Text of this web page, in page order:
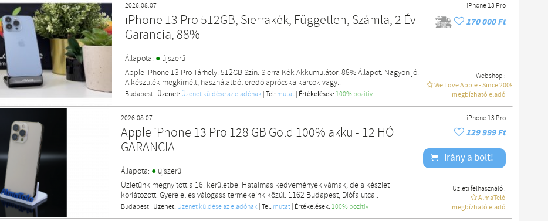
2026.08.07
iPhone 13 Pro 512GB, Sierrakék, Független, Számla, 2 Év
Garancia, 88%
Állapota: ● újszerű
Apple iPhone 13 Pro Tárhely: 512GB Szín: Sierra Kék Akkumulátor: 88% Állapot: Nagyon jó.
A készülék megkímélt, használatból eredő aprócska karcok vagy..
Budapest | Üzenet: Üzenet küldése az eladónak |Tel: mutat | Értékelések: 100% pozítiv
iPhone 13 Pro
170 000 Ft
Webshop :
We Love Apple - Since 2009
megbízható eladó
2026.08.07
Apple iPhone 13 Pro 128 GB Gold 100% akku - 12 HÓ
GARANCIA
Állapota: ● újszerű
Üzletünk megnyitott a 16. kerületbe. Hatalmas kedvemények várnak, de a készlet
korlátozott. Gyere el és válogass termékeink közül. 1162 Budapest, Diófa utca..
Budapest | Üzenet: Üzenet küldése az eladónak |Tel: mutat | Értékelések: 100% pozítiv
iPhone 13 Pro
129 999 Ft
Irány a bolt!
Üzleti felhasználó :
AlmaTeló
megbízható eladó